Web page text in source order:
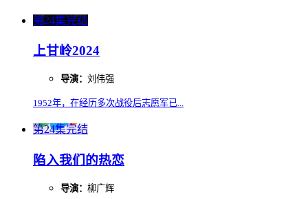
第24集完结
上甘岭2024
导演： 刘伟强
1952年，在经历多次战役后志愿军已...
第24集完结
陷入我们的热恋
导演： 柳广辉